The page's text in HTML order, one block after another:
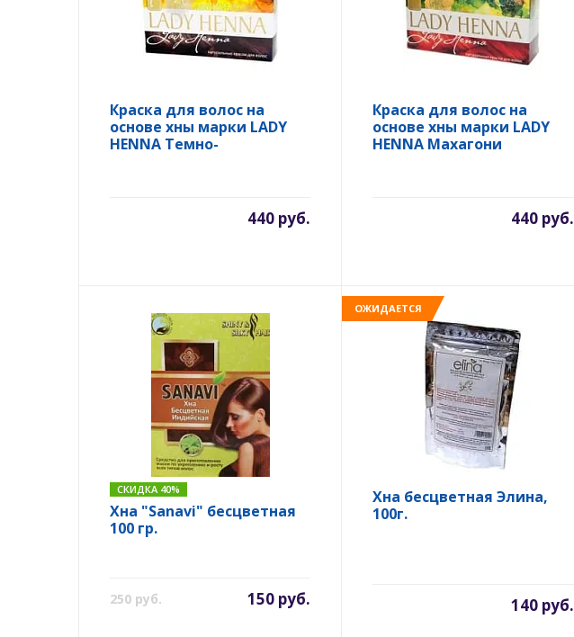
Краска для волос на
основе хны марки LADY
HENNA Темно-
440 руб.
Краска для волос на
основе хны марки LADY
HENNA Махагони
440 руб.
СКИДКА 40%
Хна "Sanavi" бесцветная
100 гр.
250 руб. 150 руб.
ОЖИДАЕТСЯ
Хна бесцветная Элина,
100г.
140 руб.